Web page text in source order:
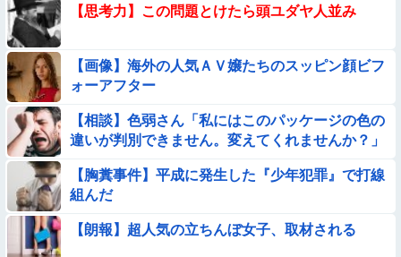
★★同格のように語られてるけど実際は『雲泥の差』があるも
のと言えば？
【動画】南米系のデカパイぽっちゃり女さん、配信がヱ口すぎ
ｗｗｗｗｗｗｗ
★★昨晩、久しぶりに嫁とセックスしたんだが・・・
★★水着姿を見た彼氏が「核兵器並みのボディだね」って褒め
てくれた(´；ω；｀)
【朗報】メンヘラ女の子、可愛すぎると話題にｗｗｗｗｗｗｗ
ｗｗｗｗ
◉★日本の結婚式のこのルール 外国人は笑うらしいな
【思考力】この問題とけたら頭ユダヤ人並み
【画像】海外の人気ＡＶ嬢たちのスッピン顔ビフ
ォーアフター
【相談】色弱さん「私にはこのパッケージの色の
違いが判別できません。変えてくれませんか？」
【胸糞事件】平成に発生した『少年犯罪』で打線
組んだ
【朗報】超人気の立ちんぼ女子、取材される